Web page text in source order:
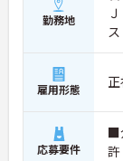
勤務地
雇用形態
応募要件
■
許